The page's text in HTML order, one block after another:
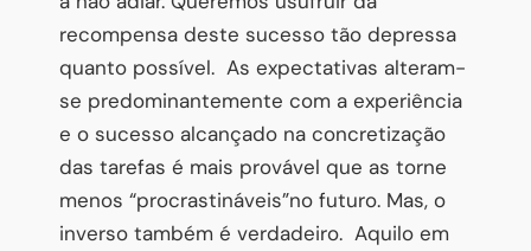
recompensa deste sucesso tão depressa
quanto possível. As expectativas alteram-
se predominantemente com a experiência
e o sucesso alcançado na concretização
das tarefas é mais provável que as torne
menos “procrastináveis”no futuro. Mas, o
inverso também é verdadeiro. Aquilo em